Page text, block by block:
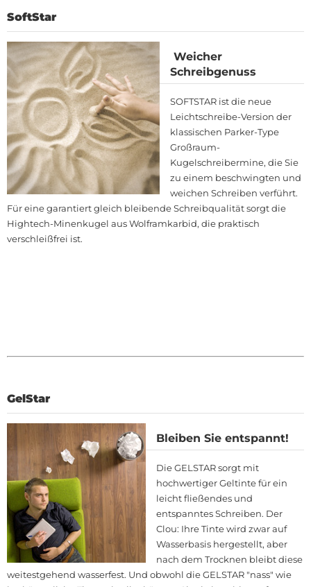
SoftStar
Weicher
Schreibgenuss
SOFTSTAR ist die neue
Leichtschreibe-Version der
klassischen Parker-Type
Großraum-
Kugelschreibermine, die Sie
zu einem beschwingten und
weichen Schreiben verführt.
Für eine garantiert gleich bleibende Schreibqualität sorgt die
Hightech-Minenkugel aus Wolframkarbid, die praktisch
verschleißfrei ist.
GelStar
Bleiben Sie entspannt!
Die GELSTAR sorgt mit
hochwertiger Geltinte für ein
leicht fließendes und
entspanntes Schreiben. Der
Clou: Ihre Tinte wird zwar auf
Wasserbasis hergestellt, aber
nach dem Trocknen bleibt diese
weitestgehend wasserfest. Und obwohl die GELSTAR "nass" wie